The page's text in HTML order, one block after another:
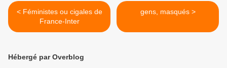
< Féministes ou cigales de
France-Inter
gens, masqués >
Hébergé par Overblog